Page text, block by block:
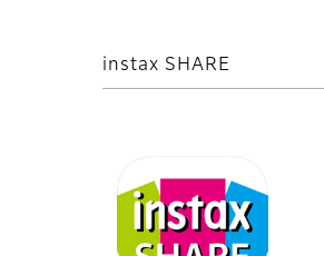
instax SHARE